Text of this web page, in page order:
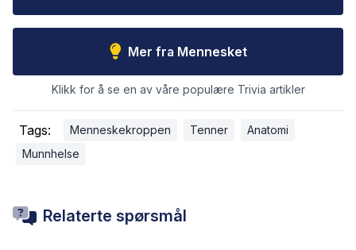
Mer fra Mennesket
Klikk for å se en av våre populære Trivia artikler
Tags: Menneskekroppen Tenner
Anatomi
Munnhelse
Relaterte spørsmål